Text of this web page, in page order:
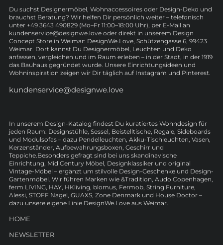
Du suchst Designermöbel, Wohnaccessoires oder Design-Deko und
brauchst Beratung? Wir helfen Dir persönlich weiter – telefonisch
unter +49 3643 490829 (Mo–Fr 11:00–18:00 Uhr), per E-Mail an
kundenservice@designwe.love oder direkt in unserem Design
Concept Store in Weimar: DesignWe.Love, Schützengasse 6, 99423
Weimar. Dort kannst Du Designermöbel, Leuchten und Deko
anfassen, vergleichen und im Raum erleben – in der Stadt, in der 1919
das Bauhaus gegründet wurde. Unsere Einrichtungsideen und
Wohninspiration zeigen wir Dir täglich auf Instagram und Pinterest.
kundenservice@designwe.love
In unserem Design-Katalog findest Du kuratiertes Wohndesign für
jeden Raum: Designstühle, Sessel, Beistelltische, Regale, Sideboards
und Modulsofas – dazu Pendelleuchten, Akku-Tischleuchten, Vasen,
Kerzenständer, Aufbewahrungsboxen, Geschirr und
Teppiche.Besonders gefragt sind bei uns skandinavische
Einrichtung, Mid Century Möbel, Designklassiker und original
Vintage-Möbel – ergänzt um stilvolle Design-Geschenke und Design-
Gartenmöbel. Wir führen Marken wie &Tradition, Audo Copenhagen,
ferm LIVING, HAY, HKliving, blomus, Fermob, String Furniture,
Alessi, STOFF Nagel, GUAXS, Zone Denmark und House Doctor –
dazu unsere eigene Linie DesignWe.Love aus Weimar.
HOME
NEWSLETTER